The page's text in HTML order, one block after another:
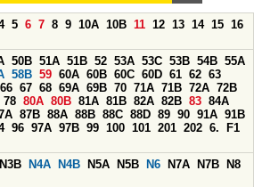
5 6 7 8 9 10A 10B 11 12 13 14 15 16
50B 51A 51B 52 53A 53C 53B 54B 55A
58B 59 60A 60B 60C 60D 61 62 63
66 67 68 69A 69B 70 71A 71B 72A 72B
78 80A 80B 81A 81B 82A 82B 83 84A
87B 88A 88B 88C 88D 89 90 91A 91B
96 97A 97B 99 100 101 201 202 6.
F1
N3B N4A N4B N5A N5B N6 N7A N7B
N8